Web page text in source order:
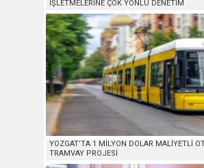
İŞLETMELERİNE ÇOK YÖNLÜ DENETİM
YOZGAT’TA 1 MİLYON DOLAR MALİYETLİ
TRAMVAY PROJESİ